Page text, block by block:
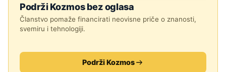
Podrži Kozmos bez oglasa
Članstvo pomaže financirati neovisne priče o znanosti,
svemiru i tehnologiji.
Podrži Kozmos